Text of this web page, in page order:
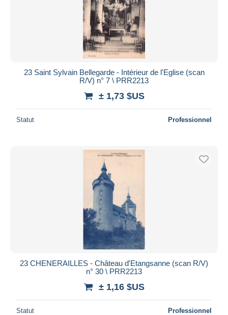
23 Saint Sylvain Bellegarde - Intérieur de l'Eglise (scan
R/V) n° 7 \ PRR2213
± 1,73 $US
Statut Professionnel
23 CHENERAILLES - Château d'Etangsanne (scan R/V)
n° 30 \ PRR2213
± 1,16 $US
Statut Professionnel